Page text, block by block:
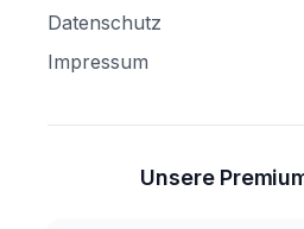
Datenschutz
Impressum
Unsere